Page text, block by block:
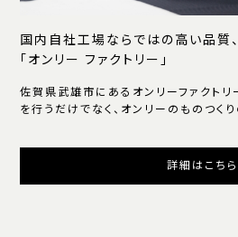
国内自社工場ならではの高い品質、
「オンリー ファクトリー」
佐賀県武雄市にあるオンリーファクトリ
を行うだけでなく、オンリーのものつくり
詳細はこちら